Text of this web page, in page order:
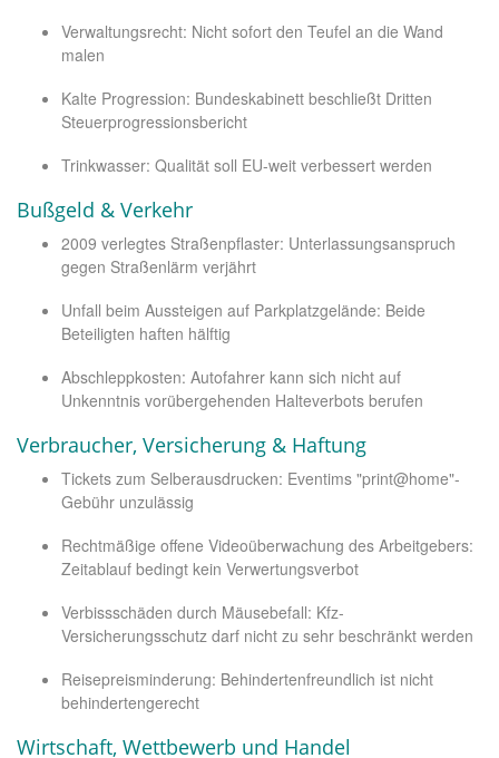
Verwaltungsrecht: Nicht sofort den Teufel an die Wand
malen
Kalte Progression: Bundeskabinett beschließt Dritten
Steuerprogressionsbericht
Trinkwasser: Qualität soll EU-weit verbessert werden
Bußgeld & Verkehr
2009 verlegtes Straßenpflaster: Unterlassungsanspruch
gegen Straßenlärm verjährt
Unfall beim Aussteigen auf Parkplatzgelände: Beide
Beteiligten haften hälftig
Abschleppkosten: Autofahrer kann sich nicht auf
Unkenntnis vorübergehenden Halteverbots berufen
Verbraucher, Versicherung & Haftung
Tickets zum Selberausdrucken: Eventims "print@home"-
Gebühr unzulässig
Rechtmäßige offene Videoüberwachung des Arbeitgebers:
Zeitablauf bedingt kein Verwertungsverbot
Verbissschäden durch Mäusebefall: Kfz-
Versicherungsschutz darf nicht zu sehr beschränkt werden
Reisepreisminderung: Behindertenfreundlich ist nicht
behindertengerecht
Wirtschaft, Wettbewerb und Handel